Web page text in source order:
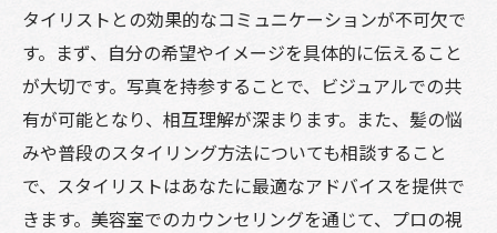
タイリストとの効果的なコミュニケーションが不可欠で
す。まず、自分の希望やイメージを具体的に伝えること
が大切です。写真を持参することで、ビジュアルでの共
有が可能となり、相互理解が深まります。また、髪の悩
みや普段のスタイリング方法についても相談すること
で、スタイリストはあなたに最適なアドバイスを提供で
きます。美容室でのカウンセリングを通じて、プロの視